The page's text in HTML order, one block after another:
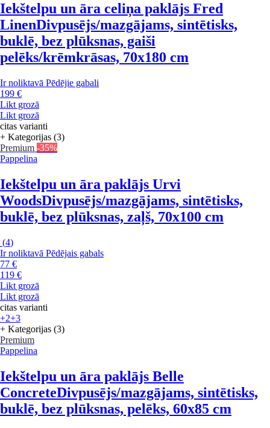
Iekštelpu un āra celiņa paklājs Fred
LinenDivpusējs/mazgājams, sintētisks,
buklē, bez plūksnas, gaiši
pelēks/krēmkrāsas, 70x180 cm
Ir noliktavā Pēdējie gabali
199 €
Likt grozā
Likt grozā
citas varianti
+ Kategorijas (3)
Premium -35%
Pappelina
Iekštelpu un āra paklājs Urvi
WoodsDivpusējs/mazgājams, sintētisks,
buklē, bez plūksnas, zaļš, 70x100 cm
(4)
Ir noliktavā Pēdējais gabals
77 €
119 €
Likt grozā
Likt grozā
citas varianti
+2+3
+ Kategorijas (3)
Premium
Pappelina
Iekštelpu un āra paklājs Belle
ConcreteDivpusējs/mazgājams, sintētisks,
buklē, bez plūksnas, pelēks, 60x85 cm